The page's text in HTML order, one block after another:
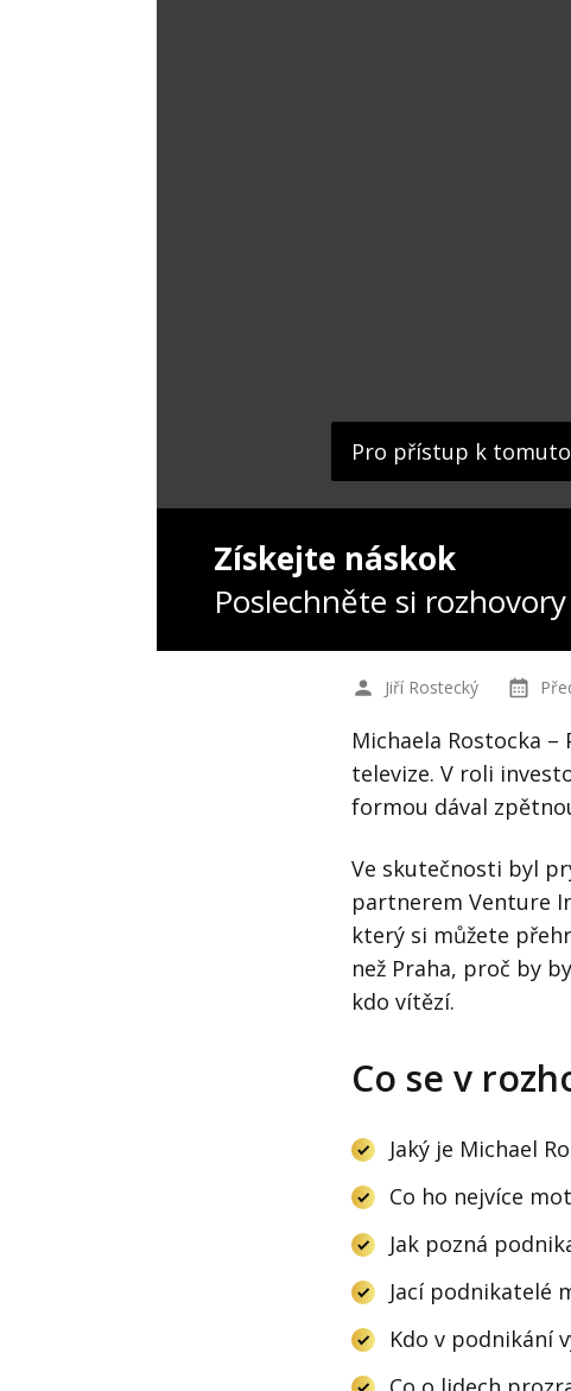
Pro přístup k
Získejte náskok
Poslechněte si
Jiří Rostecký
Michaela Rostocka
televize. V roli
formou dával
Ve skutečnosti byl
partnerem Venture
který si můžete
než Praha, proč by
kdo vítězí.
Co se v
Jaký je Michael
Co ho nejvíce
Jak pozná
Jací podnikatelé
Kdo v podnikání